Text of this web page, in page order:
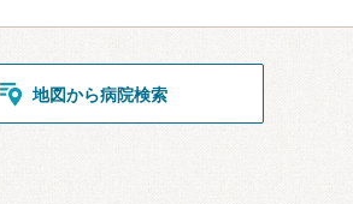
地図から病院検索